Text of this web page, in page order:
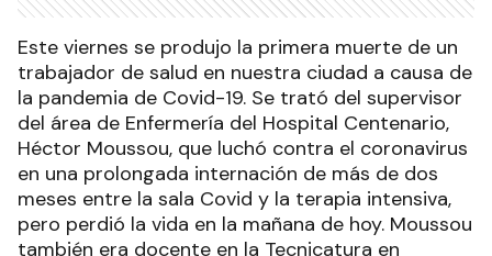
Este viernes se produjo la primera muerte de un
trabajador de salud en nuestra ciudad a causa de
la pandemia de Covid-19. Se trató del supervisor
del área de Enfermería del Hospital Centenario,
Héctor Moussou, que luchó contra el coronavirus
en una prolongada internación de más de dos
meses entre la sala Covid y la terapia intensiva,
pero perdió la vida en la mañana de hoy. Moussou
también era docente en la Tecnicatura en